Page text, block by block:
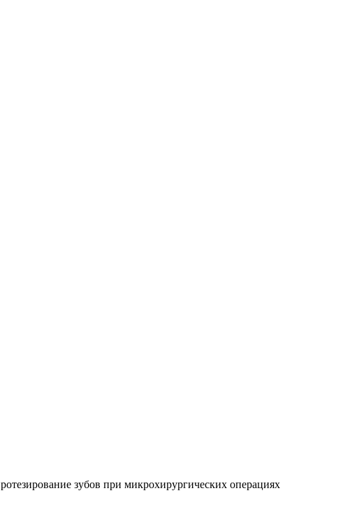
зубов при микрохирургических операциях